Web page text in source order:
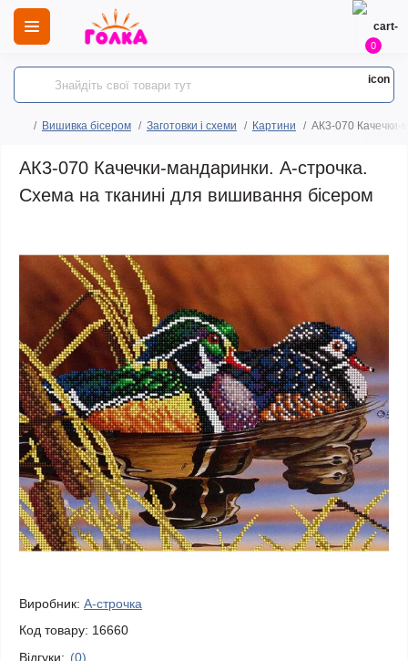
0
Вишивка бісером Заготовки і схеми Картини АК3-070 Качечки-
АК3-070 Качечки-мандаринки. А-строчка.
Схема на тканині для вишивання бісером
Виробник: А-строчка
Код товару: 16660
Відгуки: (0)